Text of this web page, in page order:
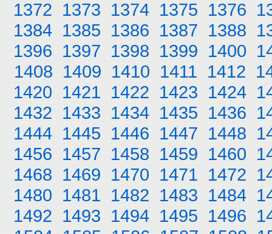
1372 1373 1374 1375 1376
1384 1385 1386 1387 1388
1396 1397 1398 1399 1400
1408 1409 1410 1411 1412
1420 1421 1422 1423 1424
1432 1433 1434 1435 1436
1444 1445 1446 1447 1448
1456 1457 1458 1459 1460
1468 1469 1470 1471 1472
1480 1481 1482 1483 1484
1492 1493 1494 1495 1496